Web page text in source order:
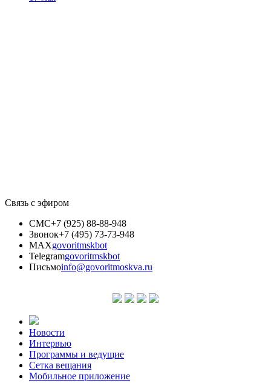
Связь с эфиром
СМС+7 (925) 88-88-948
Звонок+7 (495) 73-73-948
MAXgovoritmskbot
Telegramgovoritmskbot
Письмоinfo@govoritmoskva.ru
Новости
Интервью
Программы и ведущие
Сетка вещания
Мобильное приложение